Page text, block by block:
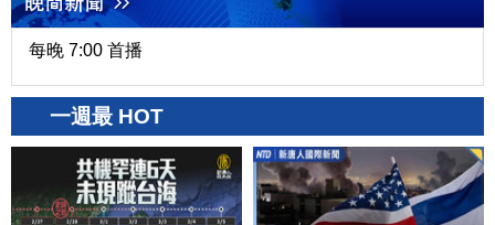
每晚 7:00 首播
一週最 HOT